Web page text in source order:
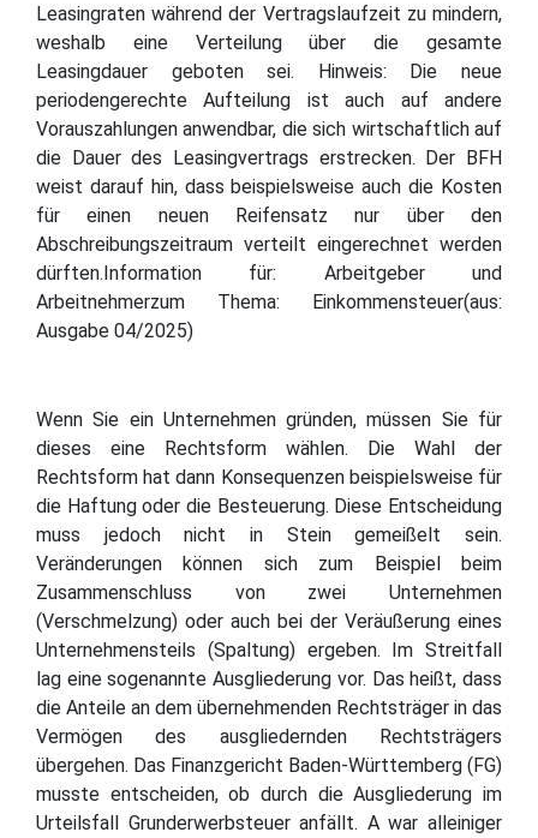
Leasingraten während der Vertragslaufzeit zu mindern,
weshalb eine Verteilung über die gesamte
Leasingdauer geboten sei. Hinweis: Die neue
periodengerechte Aufteilung ist auch auf andere
Vorauszahlungen anwendbar, die sich wirtschaftlich auf
die Dauer des Leasingvertrags erstrecken. Der BFH
weist darauf hin, dass beispielsweise auch die Kosten
für einen neuen Reifensatz nur über den
Abschreibungszeitraum verteilt eingerechnet werden
dürften.Information für: Arbeitgeber und
Arbeitnehmerzum Thema: Einkommensteuer(aus:
Ausgabe 04/2025)
Wenn Sie ein Unternehmen gründen, müssen Sie für
dieses eine Rechtsform wählen. Die Wahl der
Rechtsform hat dann Konsequenzen beispielsweise für
die Haftung oder die Besteuerung. Diese Entscheidung
muss jedoch nicht in Stein gemeißelt sein.
Veränderungen können sich zum Beispiel beim
Zusammenschluss von zwei Unternehmen
(Verschmelzung) oder auch bei der Veräußerung eines
Unternehmensteils (Spaltung) ergeben. Im Streitfall
lag eine sogenannte Ausgliederung vor. Das heißt, dass
die Anteile an dem übernehmenden Rechtsträger in das
Vermögen des ausgliedernden Rechtsträgers
übergehen. Das Finanzgericht Baden-Württemberg (FG)
musste entscheiden, ob durch die Ausgliederung im
Urteilsfall Grunderwerbsteuer anfällt. A war alleiniger